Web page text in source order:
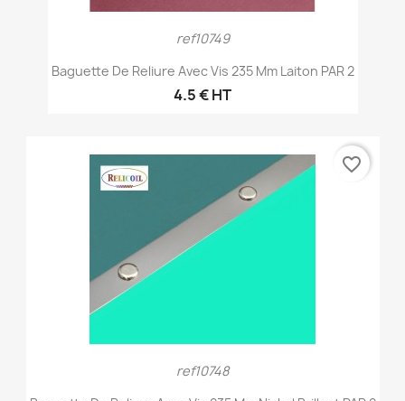
ref10749
Baguette De Reliure Avec Vis 235 Mm Laiton PAR 2
4.5 € HT
ref10748
favorite_border